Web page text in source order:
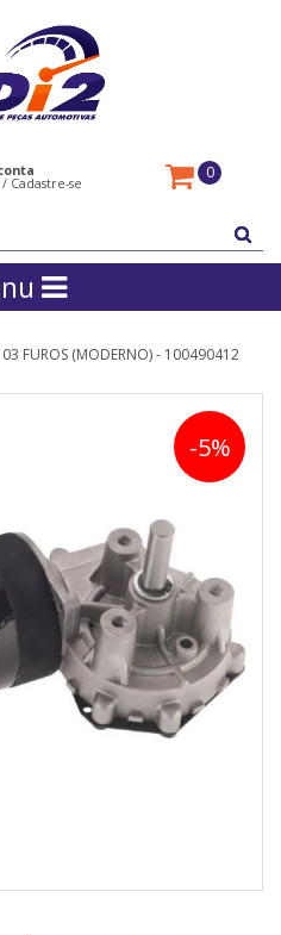
/ Cadastre-se
0
FUROS (MODERNO) - 100490412
-5%